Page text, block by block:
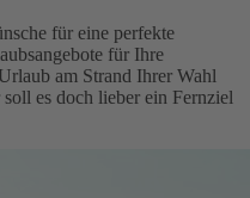
für eine perfekte
für Ihre
am Strand Ihrer Wahl
es doch lieber ein Fernziel